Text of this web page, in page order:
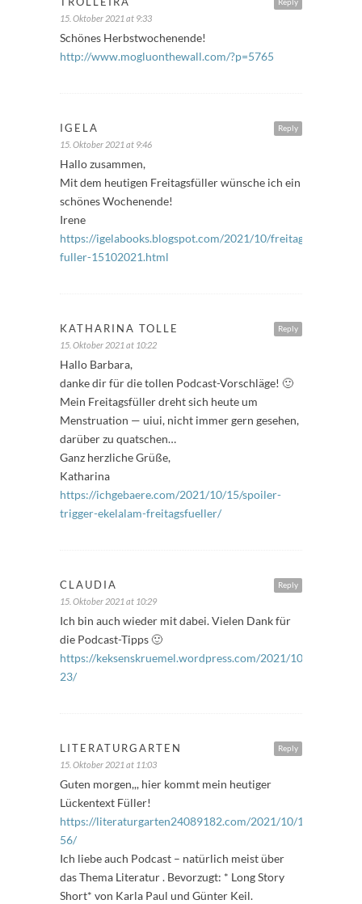
15. Oktober 2021 at 9:33
Schönes Herbstwochenende!
http://www.mogluonthewall.com/?p=5765
Reply
IGELA
15. Oktober 2021 at 9:46
Hallo zusammen,
Mit dem heutigen Freitagsfüller wünsche ich ein
schönes Wochenende!
Irene
https://igelabooks.blogspot.com/2021/10/freitags-
fuller-15102021.html
Reply
KATHARINA TOLLE
15. Oktober 2021 at 10:22
Hallo Barbara,
danke dir für die tollen Podcast-Vorschläge! 🙂
Mein Freitagsfüller dreht sich heute um
Menstruation — uiui, nicht immer gern gesehen,
darüber zu quatschen…
Ganz herzliche Grüße,
Katharina
https://ichgebaere.com/2021/10/15/spoiler-
trigger-ekelalam-freitagsfueller/
Reply
CLAUDIA
15. Oktober 2021 at 10:29
Ich bin auch wieder mit dabei. Vielen Dank für
die Podcast-Tipps 🙂
https://keksenskruemel.wordpress.com/2021/10/15/
23/
Reply
LITERATURGARTEN
15. Oktober 2021 at 11:03
Guten morgen,,, hier kommt mein heutiger
Lückentext Füller!
https://literaturgarten24089182.com/2021/10/15/
56/
Ich liebe auch Podcast – natürlich meist über
das Thema Literatur . Bevorzugt: * Long Story
Short* von Karla Paul und Günter Keil.